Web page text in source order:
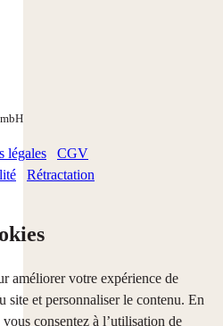
légales
CGV
Rétractation
améliorer votre expérience de
site et personnaliser le contenu. En
consentez à l’utilisation de